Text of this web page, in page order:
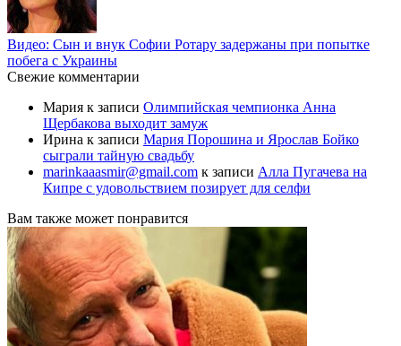
Видео: Сын и внук Софии Ротару задержаны при попытке
побега с Украины
Свежие комментарии
Мария к записи Олимпийская чемпионка Анна
Щербакова выходит замуж
Ирина к записи Мария Порошина и Ярослав Бойко
сыграли тайную свадьбу
marinkaaasmir@gmail.com к записи Алла Пугачева на
Кипре с удовольствием позирует для селфи
Вам также может понравится